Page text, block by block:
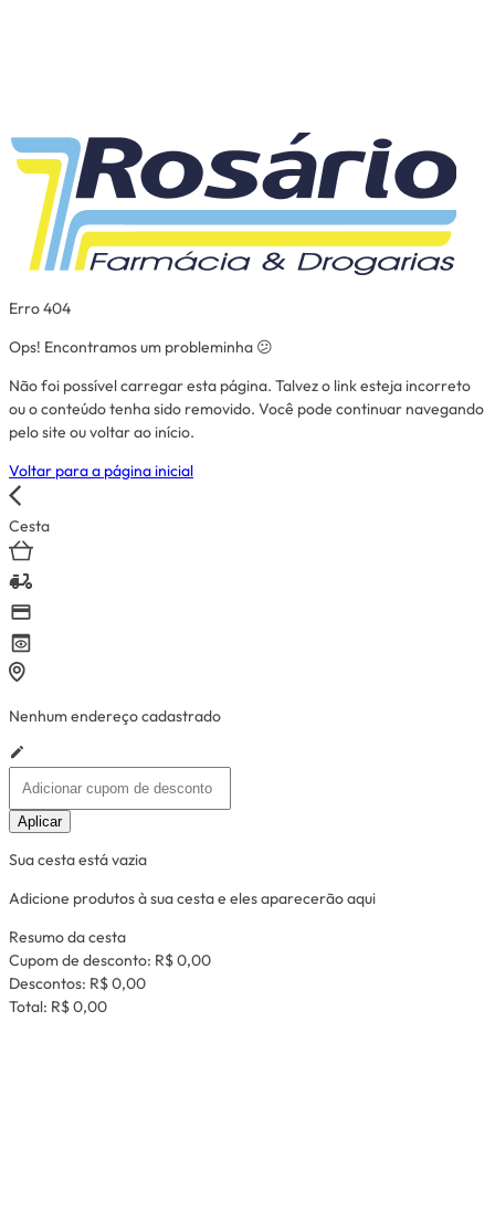
Erro 404
Ops! Encontramos um probleminha 😕
Não foi possível carregar esta página. Talvez o link esteja incorreto
ou o conteúdo tenha sido removido. Você pode continuar navegando
pelo site ou voltar ao início.
Voltar para a página inicial
Cesta
Nenhum endereço cadastrado
Aplicar
Sua cesta está vazia
Adicione produtos à sua cesta e eles aparecerão aqui
Resumo da cesta
Cupom de desconto: R$ 0,00
Descontos: R$ 0,00
Total: R$ 0,00